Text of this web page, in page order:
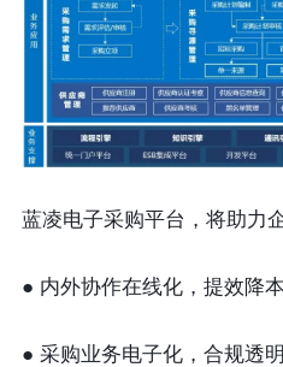
蓝凌电子采购平台，将助力
● 内外协作在线化，提效降本
● 采购业务电子化，合规透明